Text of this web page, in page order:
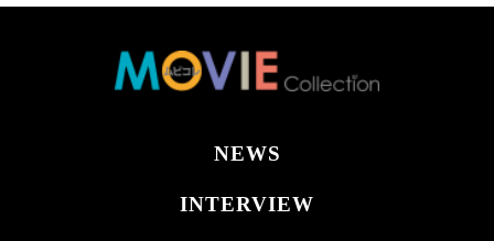
NEWS
INTERVIEW